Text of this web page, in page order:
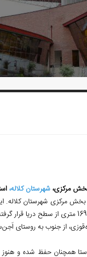
بخش مرکزی،شهرستان کلاله،
از جنوب به روستای
همچنان حفظ شده و